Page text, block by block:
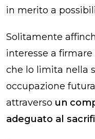
in merito a
Solitamente
interesse a
che lo limita nella
occupazione
attraverso un
adeguato al